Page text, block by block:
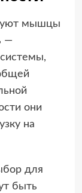
мышцы
—
они
на
для
быть